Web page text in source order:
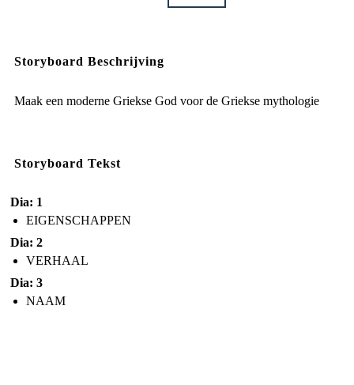
Storyboard Beschrijving
Maak een moderne Griekse God voor de Griekse mythologie
Storyboard Tekst
Dia: 1
EIGENSCHAPPEN
Dia: 2
VERHAAL
Dia: 3
NAAM